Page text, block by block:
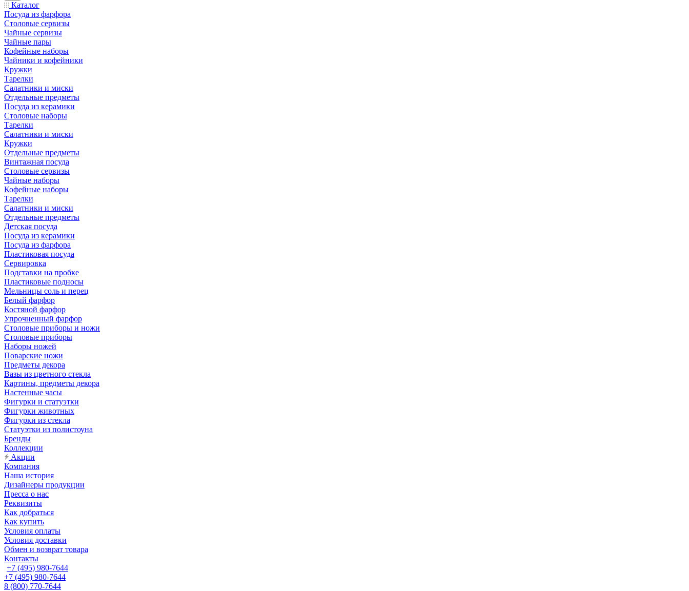
Каталог
Посуда из фарфора
Столовые сервизы
Чайные сервизы
Чайные пары
Кофейные наборы
Чайники и кофейники
Кружки
Тарелки
Салатники и миски
Отдельные предметы
Посуда из керамики
Столовые наборы
Тарелки
Салатники и миски
Кружки
Отдельные предметы
Винтажная посуда
Столовые сервизы
Чайные наборы
Кофейные наборы
Тарелки
Салатники и миски
Отдельные предметы
Детская посуда
Посуда из керамики
Посуда из фарфора
Пластиковая посуда
Сервировка
Подставки на пробке
Пластиковые подносы
Мельницы соль и перец
Белый фарфор
Костяной фарфор
Упрочненный фарфор
Столовые приборы и ножи
Столовые приборы
Наборы ножей
Поварские ножи
Предметы декора
Вазы из цветного стекла
Картины, предметы декора
Настенные часы
Фигурки и статуэтки
Фигурки животных
Фигурки из стекла
Статуэтки из полистоуна
Бренды
Коллекции
Акции
Компания
Наша история
Дизайнеры продукции
Пресса о нас
Реквизиты
Как добраться
Как купить
Условия оплаты
Условия доставки
Обмен и возврат товара
Контакты
+7 (495) 980-7644
+7 (495) 980-7644
8 (800) 770-7644